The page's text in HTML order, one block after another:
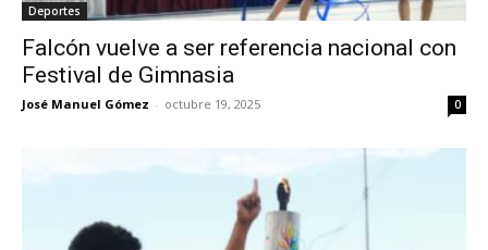
Deportes
Falcón vuelve a ser referencia nacional con
Festival de Gimnasia
José Manuel Gómez - octubre 19, 2025 0